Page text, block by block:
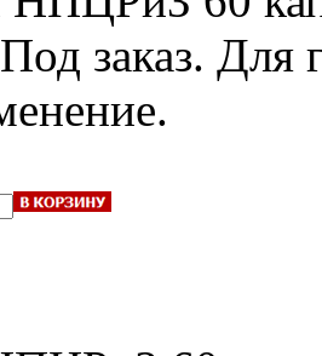
Под заказ. Для